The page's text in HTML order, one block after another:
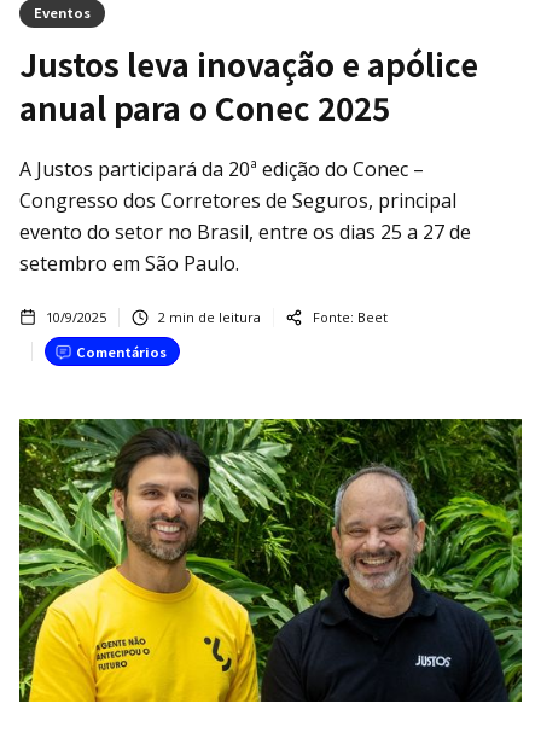
Eventos
Justos leva inovação e apólice
anual para o Conec 2025
A Justos participará da 20ª edição do Conec –
Congresso dos Corretores de Seguros, principal
evento do setor no Brasil, entre os dias 25 a 27 de
setembro em São Paulo.
10/9/2025 2 min de leitura Fonte: Beet
Comentários